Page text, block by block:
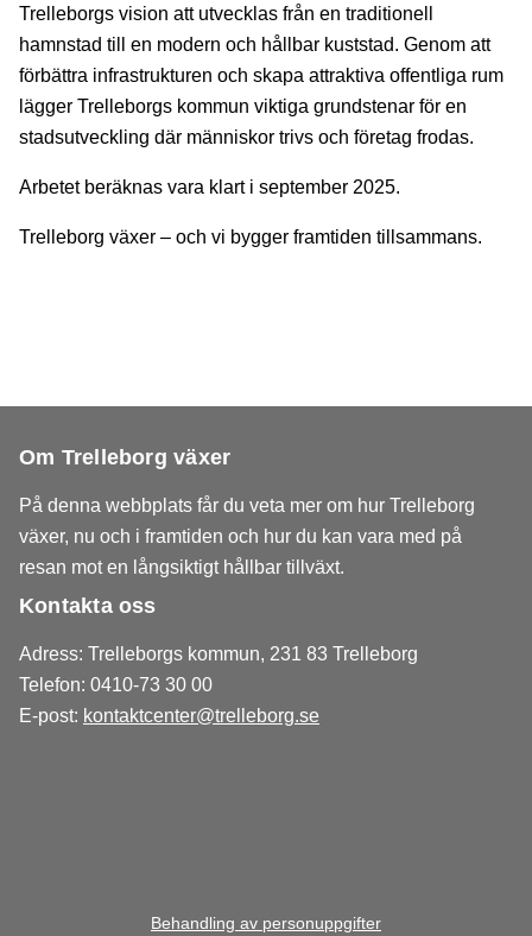
Trelleborgs vision att utvecklas från en traditionell
hamnstad till en modern och hållbar kuststad. Genom att
förbättra infrastrukturen och skapa attraktiva offentliga rum
lägger Trelleborgs kommun viktiga grundstenar för en
stadsutveckling där människor trivs och företag frodas.
Arbetet beräknas vara klart i september 2025.
Trelleborg växer – och vi bygger framtiden tillsammans.
Om Trelleborg växer
På denna webbplats får du veta mer om hur Trelleborg
växer, nu och i framtiden och hur du kan vara med på
resan mot en långsiktigt hållbar tillväxt.
Kontakta oss
Adress: Trelleborgs kommun, 231 83 Trelleborg
Telefon: 0410-73 30 00
E-post: kontaktcenter@trelleborg.se
Behandling av personuppgifter